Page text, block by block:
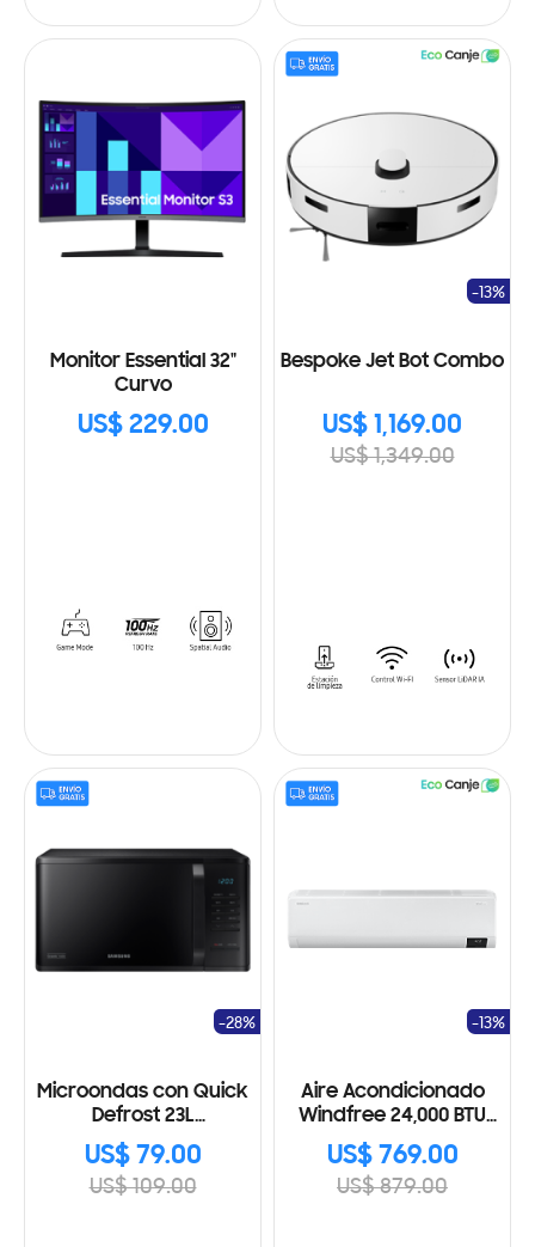
Monitor Essential 32"
Curvo
US$ 229.00
Bespoke Jet Bot Combo
US$ 1,169.00
US$ 1,349.00
-13%
Microondas con Quick
Defrost 23L
MS23K3513AK/AP
US$ 79.00
US$ 109.00
-28%
Aire Acondicionado
Windfree 24,000 BTU
AR24BVFCMWK
US$ 769.00
US$ 879.00
-13%